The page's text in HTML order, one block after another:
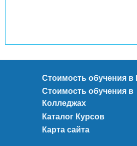
Стоимость обучения в
Стоимость обучения в
Колледжах
Каталог Курсов
Карта сайта